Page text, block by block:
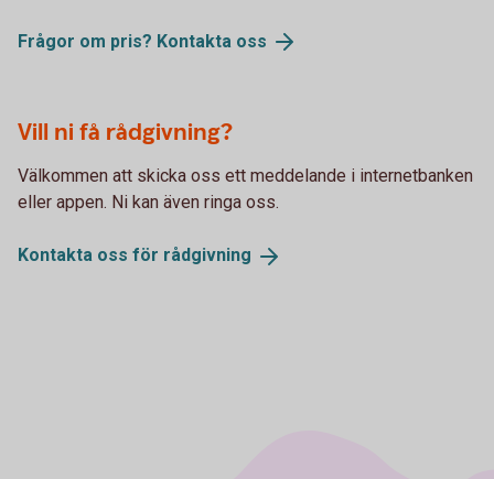
Frågor om pris? Kontakta oss
Vill ni få rådgivning?
Välkommen att skicka oss ett meddelande i internetbanken
eller appen. Ni kan även ringa oss.
Kontakta oss för rådgivning